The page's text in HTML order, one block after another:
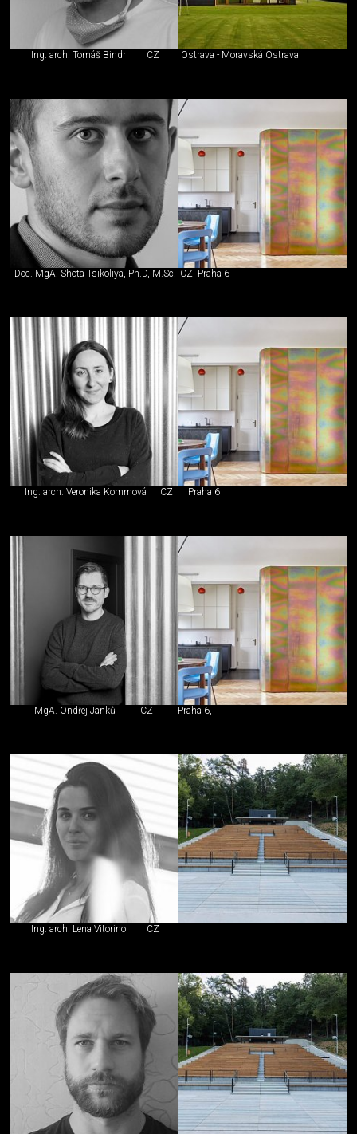
Ing. arch. Tomáš Bindr CZ Ostrava - Moravská Ostrava
Doc. MgA. Shota Tsikoliya, Ph.D, M.Sc. CZ Praha 6
Ing. arch. Veronika Kommová CZ Praha 6
MgA. Ondřej Janků CZ Praha 6,
Ing. arch. Lena Vitorino CZ